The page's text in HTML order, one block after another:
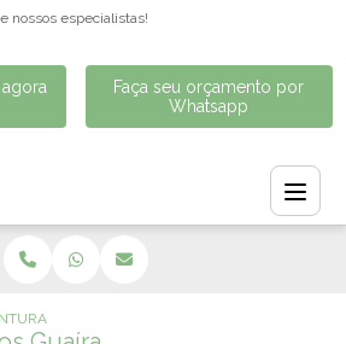
nossos especialistas!
Faça seu orçamento por
Whatsapp
GATOS GUAÍRA